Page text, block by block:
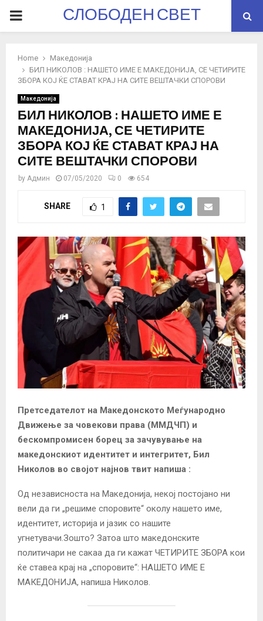
PRIMARYСЛОБОДЕН СВЕТ
Home
Македонија
БИЛ НИКОЛОВ : НАШЕТО ИМЕ Е МАКЕДОНИЈА, СЕ ЧЕТИРИТЕ
ЗБОРА КОЈ ЌЕ СТАВАТ КРАЈ НА СИТЕ ВЕШТАЧКИ СПОРОВИ
Македонија
БИЛ НИКОЛОВ : НАШЕТО ИМЕ Е
МАКЕДОНИЈА, СЕ ЧЕТИРИТЕ
ЗБОРА КОЈ ЌЕ СТАВАТ КРАЈ НА
СИТЕ ВЕШТАЧКИ СПОРОВИ
by Админ 07/05/2020 0 654
SHARE 1
Претседателот на Македонското Меѓународно
Движење за човекови права (ММДЧП) и
бескомпромисен борец за зачувување на
македонскиот идентитет и интегритет, Бил
Николов во својот најнов твит напиша :
Од независноста на Македонија, некој постојано ни
вели да ги „решиме споровите“ околу нашето име,
идентитет, историја и јазик со нашите
угнетувачи.Зошто? Затоа што македонските
политичари не сакаа да ги кажат ЧЕТИРИТЕ ЗБОРА кои
ќе ставеа крај на „споровите“: НАШЕТО ИМЕ Е
МАКЕДОНИЈА, напиша Николов.